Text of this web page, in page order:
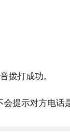
拨打成功。
提示对方电话